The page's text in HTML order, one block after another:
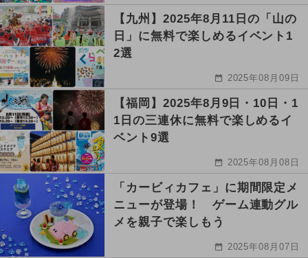
【九州】2025年8月11日の「山の
日」に無料で楽しめるイベント1
2選
2025年08月09日
【福岡】2025年8月9日・10日・1
1日の三連休に無料で楽しめるイ
ベント9選
2025年08月08日
「カービィカフェ」に期間限定メ
ニューが登場！ ゲーム連動グル
メを親子で楽しもう
2025年08月07日